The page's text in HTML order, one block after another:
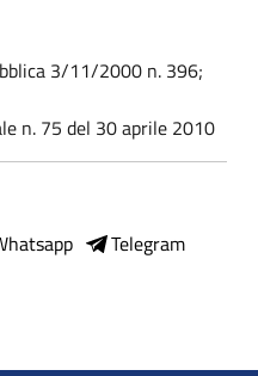
3/11/2000 n. 396;
n. 75 del 30 aprile 2010
Telegram